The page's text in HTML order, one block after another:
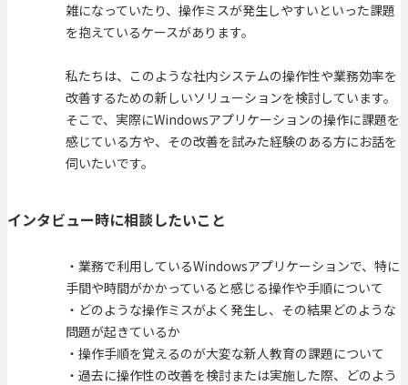
雑になっていたり、操作ミスが発生しやすいといった課題
を抱えているケースがあります。
私たちは、このような社内システムの操作性や業務効率を
改善するための新しいソリューションを検討しています。
そこで、実際にWindowsアプリケーションの操作に課題を
感じている方や、その改善を試みた経験のある方にお話を
伺いたいです。
インタビュー時に相談したいこと
・業務で利用しているWindowsアプリケーションで、特に
手間や時間がかかっていると感じる操作や手順について
・どのような操作ミスがよく発生し、その結果どのような
問題が起きているか
・操作手順を覚えるのが大変な新人教育の課題について
・過去に操作性の改善を検討または実施した際、どのよう